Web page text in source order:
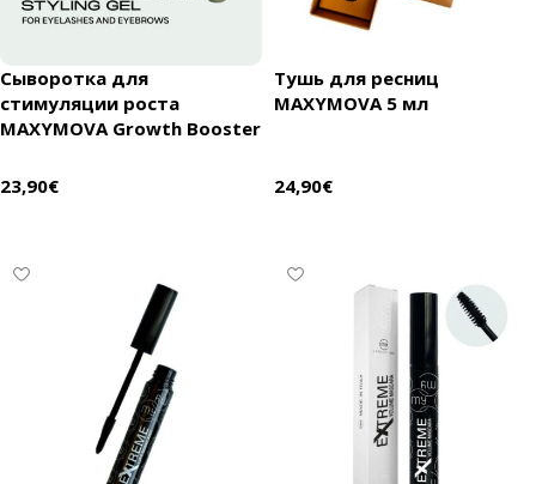
Сыворотка для
стимуляции роста
MAXYMOVA Growth Booster
23,90€
Тушь для ресниц
MAXYMOVA 5 мл
24,90€